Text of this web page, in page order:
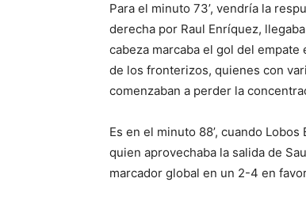
Para el minuto 73’, vendría la
derecha por Raul Enríquez,
cabeza marcaba el gol del
de los fronterizos, quienes con
comenzaban a perder la
Es en el minuto 88’, cuando
quien aprovechaba la salida de
marcador global en un 2-4 en